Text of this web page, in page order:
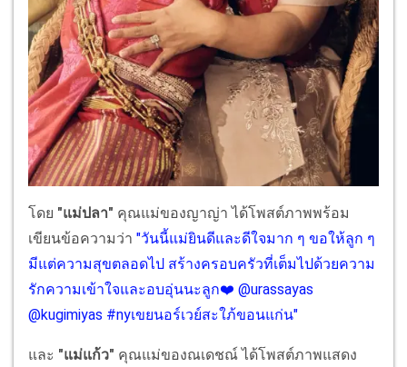
โดย "แม่ปลา" คุณแม่ของญาญ่า ได้โพสต์ภาพพร้อม
เขียนข้อความว่า "วันนี้แม่ยินดีและดีใจมาก ๆ ขอให้ลูก ๆ
มีแต่ความสุขตลอดไป สร้างครอบครัวที่เต็มไปด้วยความ
รักความเข้าใจและอบอุ่นนะลูก❤️ @urassayas
@kugimiyas #nyเขยนอร์เวย์สะใภ้ขอนแก่น"
และ "แม่แก้ว" คุณแม่ของณเดชณ์ ได้โพสต์ภาพแสดง